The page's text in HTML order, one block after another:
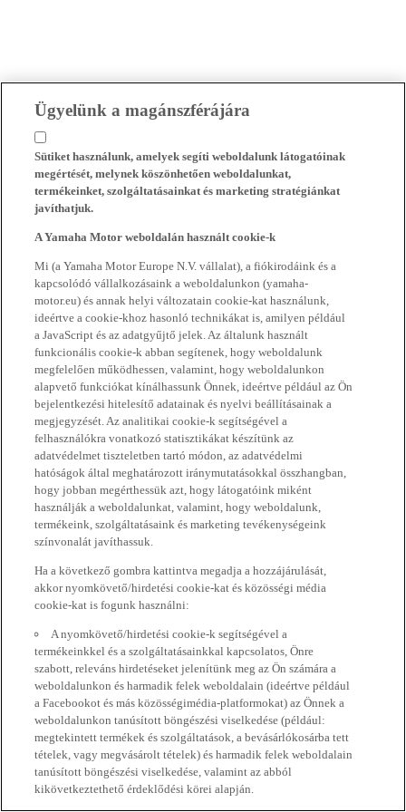
Ügyelünk a magánszférájára
Sütiket használunk, amelyek segíti weboldalunk látogatóinak
megértését, melynek köszönhetően weboldalunkat,
termékeinket, szolgáltatásainkat és marketing stratégiánkat
javíthatjuk.
A Yamaha Motor weboldalán használt cookie-k
Mi (a Yamaha Motor Europe N.V. vállalat), a fiókirodáink és a
kapcsolódó vállalkozásaink a weboldalunkon (yamaha-
motor.eu) és annak helyi változatain cookie-kat használunk,
ideértve a cookie-khoz hasonló technikákat is, amilyen például
a JavaScript és az adatgyűjtő jelek. Az általunk használt
funkcionális cookie-k abban segítenek, hogy weboldalunk
megfelelően működhessen, valamint, hogy weboldalunkon
alapvető funkciókat kínálhassunk Önnek, ideértve például az Ön
bejelentkezési hitelesítő adatainak és nyelvi beállításainak a
megjegyzését. Az analitikai cookie-k segítségével a
felhasználókra vonatkozó statisztikákat készítünk az
adatvédelmet tiszteletben tartó módon, az adatvédelmi
hatóságok által meghatározott iránymutatásokkal összhangban,
hogy jobban megérthessük azt, hogy látogatóink miként
használják a weboldalunkat, valamint, hogy weboldalunk,
termékeink, szolgáltatásaink és marketing tevékenységeink
színvonalát javíthassuk.
Ha a következő gombra kattintva megadja a hozzájárulását,
akkor nyomkövető/hirdetési cookie-kat és közösségi média
cookie-kat is fogunk használni:
A nyomkövető/hirdetési cookie-k segítségével a
termékeinkkel és a szolgáltatásainkkal kapcsolatos, Önre
szabott, releváns hirdetéseket jelenítünk meg az Ön számára a
weboldalunkon és harmadik felek weboldalain (ideértve például
a Facebookot és más közösségimédia-platformokat) az Önnek a
weboldalunkon tanúsított böngészési viselkedése (például:
megtekintett termékek és szolgáltatások, a bevásárlókosárba tett
tételek, vagy megvásárolt tételek) és harmadik felek weboldalain
tanúsított böngészési viselkedése, valamint az abból
kikövetkeztethető érdeklődési körei alapján.